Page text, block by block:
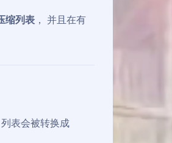
缩列表 ， 并且在有
表会被转换成